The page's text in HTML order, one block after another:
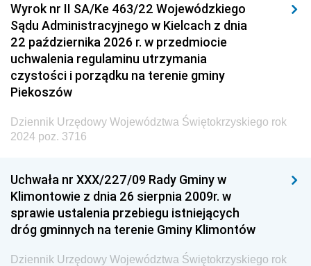
Wyrok nr II SA/Ke 463/22 Wojewódzkiego
Sądu Administracyjnego w Kielcach z dnia
22 października 2026 r. w przedmiocie
uchwalenia regulaminu utrzymania
czystości i porządku na terenie gminy
Piekoszów
Dziennik Urzędowy Województwa Świętokrzyskiego rok
2024 poz. 3716
Uchwała nr XXX/227/09 Rady Gminy w
Klimontowie z dnia 26 sierpnia 2009r. w
sprawie ustalenia przebiegu istniejących
dróg gminnych na terenie Gminy Klimontów
Dziennik Urzędowy Województwa Świętokrzyskiego rok